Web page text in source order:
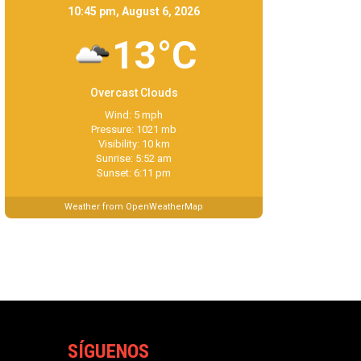
10:45 pm, August 6, 2026
13°C
Overcast Clouds
Wind: 5 mph
Pressure: 1021 mb
Visibility: 10 km
Sunrise: 5:52 am
Sunset: 6:11 pm
Weather from OpenWeatherMap
SÍGUENOS